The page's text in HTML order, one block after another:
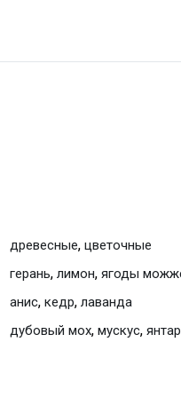
древесные, цветочные
герань, лимон, ягоды
анис, кедр, лаванда
дубовый мох, мускус,